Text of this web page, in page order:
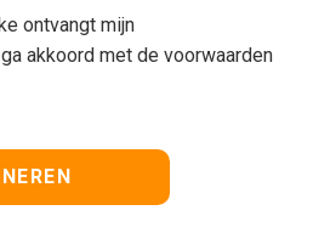
ontvangt mijn
akkoord met de voorwaarden